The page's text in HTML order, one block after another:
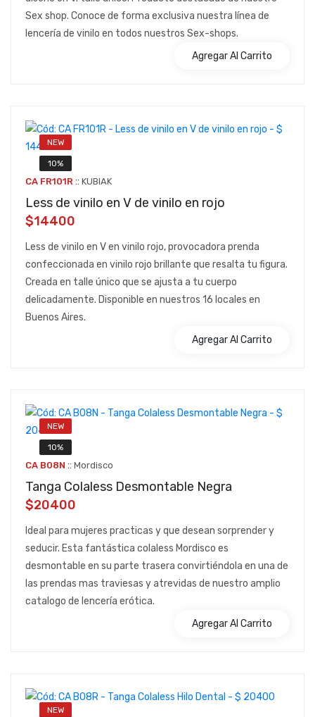
Sex shop. Conoce de forma exclusiva nuestra línea de
lencería de vinilo en todos nuestros Sex-shops.
Agregar Al Carrito
NEW
10%
CA FR101R :: KUBIAK
Less de vinilo en V de vinilo en rojo
$14400
Less de vinilo en V en vinilo rojo, provocadora prenda
confeccionada en vinilo rojo brillante que resalta tu figura.
Creada en talle único que se ajusta a tu cuerpo
delicadamente. Disponible en nuestros 16 locales en
Buenos Aires.
Agregar Al Carrito
NEW
10%
CA B08N :: Mordisco
Tanga Colaless Desmontable Negra
$20400
Ideal para mujeres practicas y que desean sorprender y
seducir. Esta fantástica colaless Mordisco es
desmontable en su parte trasera convirtiéndola en una de
las prendas mas traviesas y atrevidas de nuestro amplio
catalogo de lencería erótica.
Agregar Al Carrito
NEW